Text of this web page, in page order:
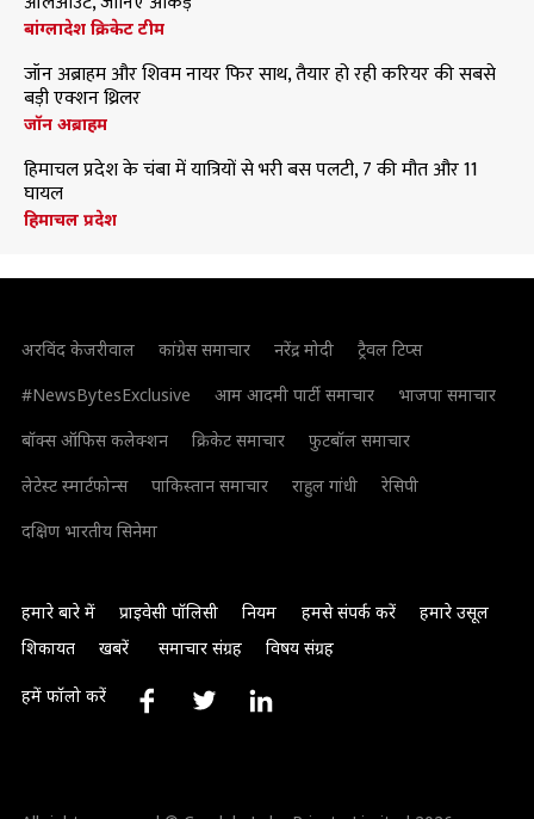
बांग्लादेश क्रिकेट टीम
जॉन अब्राहम और शिवम नायर फिर साथ, तैयार हो रही करियर की सबसे
बड़ी एक्शन थ्रिलर
जॉन अब्राहम
हिमाचल प्रदेश के चंबा में यात्रियों से भरी बस पलटी, 7 की मौत और 11
घायल
हिमाचल प्रदेश
अरविंद केजरीवाल कांग्रेस समाचार नरेंद्र मोदी
ट्रैवल टिप्स
#NewsBytesExclusive
आम आदमी पार्टी समाचार
भाजपा समाचार
बॉक्स ऑफिस कलेक्शन
क्रिकेट समाचार
फुटबॉल समाचार
लेटेस्ट स्मार्टफोन्स
पाकिस्तान समाचार राहुल गांधी
रेसिपी
दक्षिण भारतीय सिनेमा
हमारे बारे में प्राइवेसी पॉलिसी नियम हमसे संपर्क करें
हमारे उसूल
शिकायत
खबरें समाचार संग्रह विषय संग्रह
हमें फॉलो करें